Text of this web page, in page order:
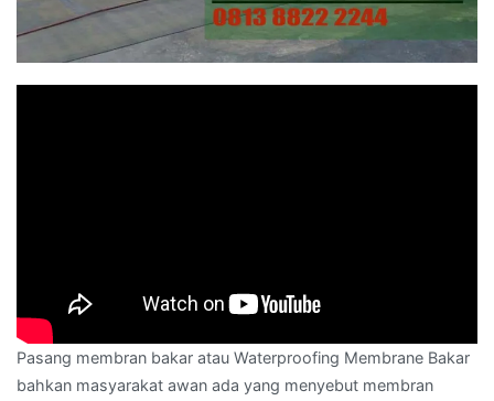
Pasang membran bakar atau Waterproofing Membrane Bakar
bahkan masyarakat awan ada yang menyebut membran